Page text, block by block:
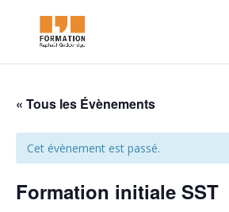
« Tous les Évènements
Cet évènement est passé.
Formation initiale SST